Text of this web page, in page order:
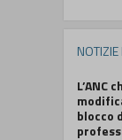
L’ANC
blocco